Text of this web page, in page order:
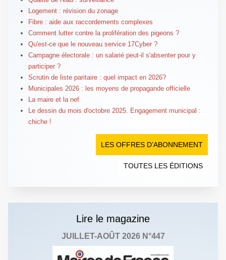
Logement : révision du zonage
Fibre : aide aux raccordements complexes
Comment lutter contre la prolifération des pigeons ?
Qu'est-ce que le nouveau service 17Cyber ?
Campagne électorale : un salarié peut-il s'absenter pour y
participer ?
Scrutin de liste paritaire : quel impact en 2026?
Municipales 2026 : les moyens de propagande officielle
La maire et la nef
Le dessin du mois d'octobre 2025. Engagement municipal :
chiche !
LES OFFRES D’ABONNEMENT
TOUTES LES ÉDITIONS
Lire le magazine
JUILLET-AOÛT 2026 N°447